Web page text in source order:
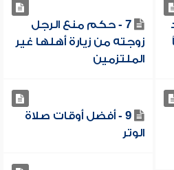
7 - حكم منع الرجل
زوجته من زيارة أهلها غير
الملتزمين
9 - أفضل أوقات صلاة
الوتر